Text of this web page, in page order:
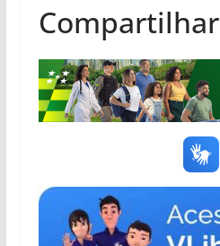
Compartilhar